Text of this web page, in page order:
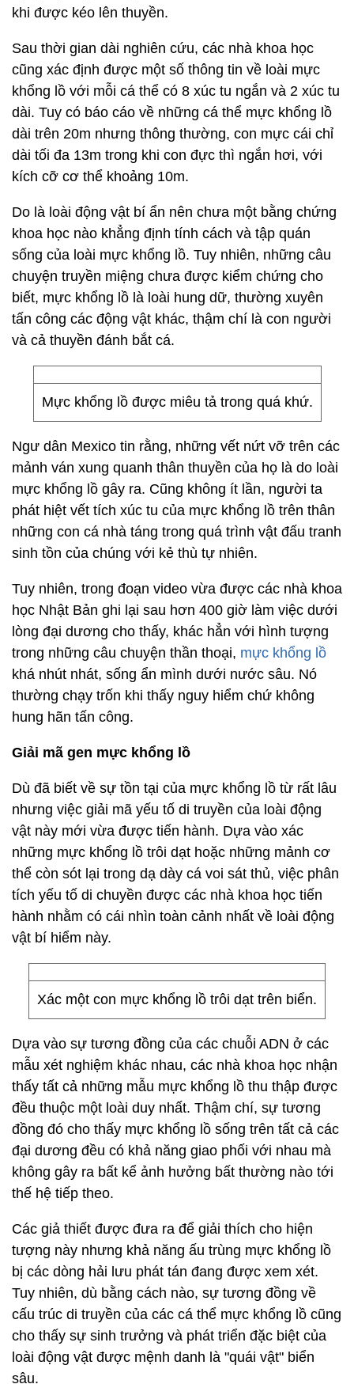
khi được kéo lên thuyền.
Sau thời gian dài nghiên cứu, các nhà khoa học
cũng xác định được một số thông tin về loài mực
khổng lồ với mỗi cá thể có 8 xúc tu ngắn và 2 xúc tu
dài. Tuy có báo cáo về những cá thể mực khổng lồ
dài trên 20m nhưng thông thường, con mực cái chỉ
dài tối đa 13m trong khi con đực thì ngắn hơi, với
kích cỡ cơ thể khoảng 10m.
Do là loài động vật bí ẩn nên chưa một bằng chứng
khoa học nào khẳng định tính cách và tập quán
sống của loài mực khổng lồ. Tuy nhiên, những câu
chuyện truyền miệng chưa được kiểm chứng cho
biết, mực khổng lồ là loài hung dữ, thường xuyên
tấn công các động vật khác, thậm chí là con người
và cả thuyền đánh bắt cá.
Mực khổng lồ được miêu tả trong quá khứ.
Ngư dân Mexico tin rằng, những vết nứt vỡ trên các
mảnh ván xung quanh thân thuyền của họ là do loài
mực khổng lồ gây ra. Cũng không ít lần, người ta
phát hiệt vết tích xúc tu của mực khổng lồ trên thân
những con cá nhà táng trong quá trình vật đấu tranh
sinh tồn của chúng với kẻ thù tự nhiên.
Tuy nhiên, trong đoạn video vừa được các nhà khoa
học Nhật Bản ghi lại sau hơn 400 giờ làm việc dưới
lòng đại dương cho thấy, khác hẳn với hình tượng
trong những câu chuyện thần thoại, mực khổng lồ
khá nhút nhát, sống ẩn mình dưới nước sâu. Nó
thường chạy trốn khi thấy nguy hiểm chứ không
hung hãn tấn công.
Giải mã gen mực khổng lồ
Dù đã biết về sự tồn tại của mực khổng lồ từ rất lâu
nhưng việc giải mã yếu tố di truyền của loài động
vật này mới vừa được tiến hành. Dựa vào xác
những mực khổng lồ trôi dạt hoặc những mảnh cơ
thể còn sót lại trong dạ dày cá voi sát thủ, việc phân
tích yếu tố di chuyền được các nhà khoa học tiến
hành nhằm có cái nhìn toàn cảnh nhất về loài động
vật bí hiểm này.
Xác một con mực khổng lồ trôi dạt trên biển.
Dựa vào sự tương đồng của các chuỗi ADN ở các
mẫu xét nghiệm khác nhau, các nhà khoa học nhận
thấy tất cả những mẫu mực khổng lồ thu thập được
đều thuộc một loài duy nhất. Thậm chí, sự tương
đồng đó cho thấy mực khổng lồ sống trên tất cả các
đại dương đều có khả năng giao phối với nhau mà
không gây ra bất kể ảnh hưởng bất thường nào tới
thế hệ tiếp theo.
Các giả thiết được đưa ra để giải thích cho hiện
tượng này nhưng khả năng ấu trùng mực khổng lồ
bị các dòng hải lưu phát tán đang được xem xét.
Tuy nhiên, dù bằng cách nào, sự tương đồng về
cấu trúc di truyền của các cá thể mực khổng lồ cũng
cho thấy sự sinh trưởng và phát triển đặc biệt của
loài động vật được mệnh danh là "quái vật" biển
sâu.